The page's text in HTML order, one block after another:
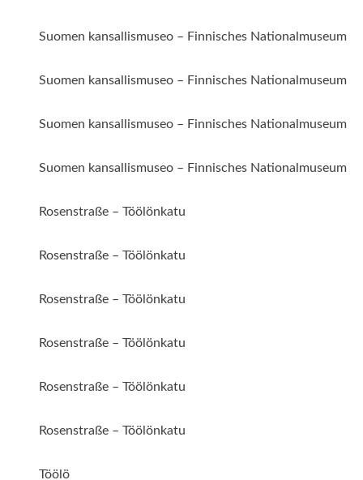
Suomen kansallismuseo – Finnisches Nationalmuseum
Suomen kansallismuseo – Finnisches Nationalmuseum
Suomen kansallismuseo – Finnisches Nationalmuseum
Suomen kansallismuseo – Finnisches Nationalmuseum
Rosenstraße – Töölönkatu
Rosenstraße – Töölönkatu
Rosenstraße – Töölönkatu
Rosenstraße – Töölönkatu
Rosenstraße – Töölönkatu
Rosenstraße – Töölönkatu
Töölö